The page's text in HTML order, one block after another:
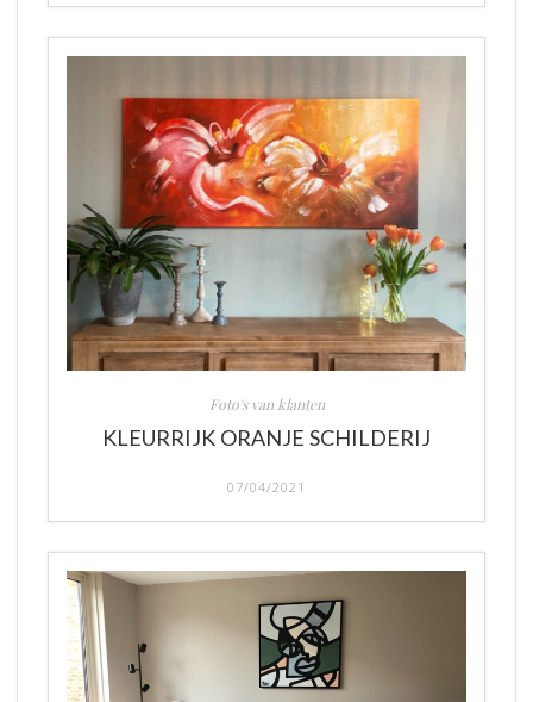
Foto's van klanten
KLEURRIJK ORANJE SCHILDERIJ
07/04/2021